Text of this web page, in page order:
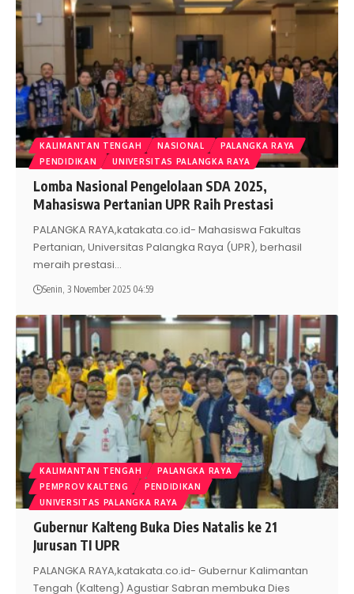
KALIMANTAN TENGAH NASIONAL
PALANGKA RAYA
PENDIDIKAN
UNIVERSITAS PALANGKA RAYA
Lomba Nasional Pengelolaan SDA 2025,
Mahasiswa Pertanian UPR Raih Prestasi
PALANGKA RAYA,katakata.co.id- Mahasiswa Fakultas
Pertanian, Universitas Palangka Raya (UPR), berhasil
meraih prestasi…
Senin, 3 November 2025 04:59
KALIMANTAN TENGAH
PALANGKA RAYA
PEMPROV KALTENG
PENDIDIKAN
UNIVERSITAS PALANGKA RAYA
Gubernur Kalteng Buka Dies Natalis ke 21
Jurusan TI UPR
PALANGKA RAYA,katakata.co.id- Gubernur Kalimantan
Tengah (Kalteng) Agustiar Sabran membuka Dies